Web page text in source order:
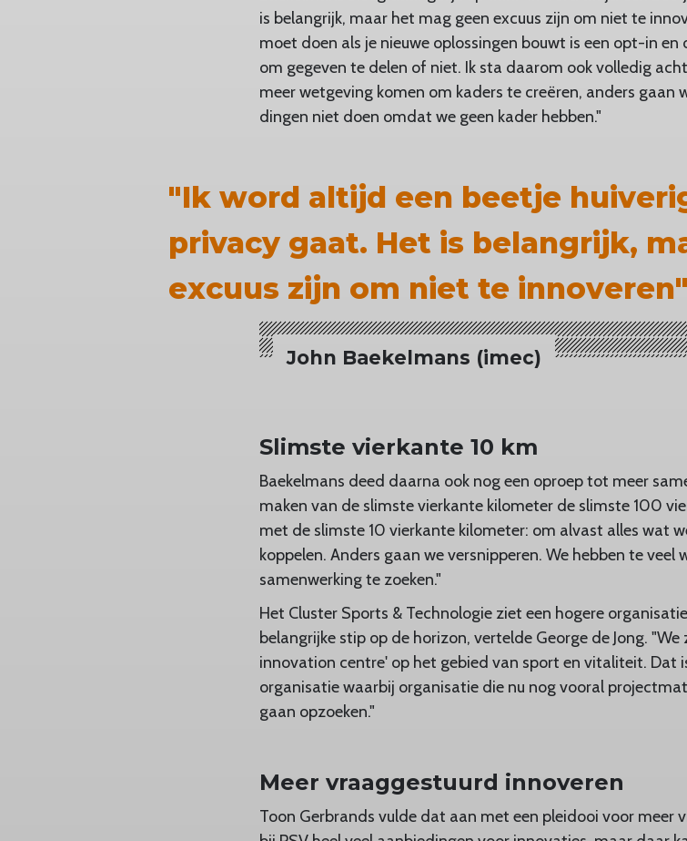
is belangrijk, maar het mag geen excuus zijn om niet te
moet doen als je nieuwe oplossingen bouwt is een opt-in
om gegeven te delen of niet. Ik sta daarom ook volledig
meer wetgeving komen om kaders te creëren, anders gaan
dingen niet doen omdat we geen kader hebben."
"Ik word altijd een beetje
privacy gaat. Het is belangrijk,
excuus zijn om niet te innoveren"
John Baekelmans (imec)
Slimste vierkante 10 km
Baekelmans deed daarna ook nog een oproep tot meer
maken van de slimste vierkante kilometer de slimste 100
met de slimste 10 vierkante kilometer: om alvast alles wat
koppelen. Anders gaan we versnipperen. We hebben te
samenwerking te zoeken."
Het Cluster Sports & Technologie ziet een hogere
belangrijke stip op de horizon, vertelde George de Jong.
innovation centre' op het gebied van sport en vitaliteit. Dat
organisatie waarbij organisatie die nu nog vooral
gaan opzoeken."
Meer vraaggestuurd innoveren
Toon Gerbrands vulde dat aan met een pleidooi voor meer